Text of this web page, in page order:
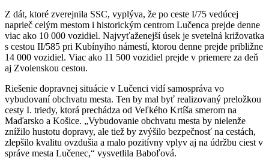
Z dát, ktoré zverejnila SSC, vyplýva, že po ceste I/75 vedúcej
naprieč celým mestom i historickým centrom Lučenca prejde denne
viac ako 10 000 vozidiel. Najvyťaženejší úsek je svetelná križovatka
s cestou II/585 pri Kubínyiho námestí, ktorou denne prejde približne
14 000 vozidiel. Viac ako 11 500 vozidiel prejde v priemere za deň
aj Zvolenskou cestou.
Riešenie dopravnej situácie v Lučenci vidí samospráva vo
vybudovaní obchvatu mesta. Ten by mal byť realizovaný preložkou
cesty I. triedy, ktorá prechádza od Veľkého Krtíša smerom na
Maďarsko a Košice. „Vybudovanie obchvatu mesta by nielenže
znížilo hustotu dopravy, ale tiež by zvýšilo bezpečnosť na cestách,
zlepšilo kvalitu ovzdušia a malo pozitívny vplyv aj na údržbu ciest v
správe mesta Lučenec,“ vysvetlila Baboľová.